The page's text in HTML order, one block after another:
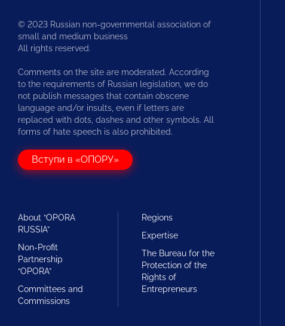
© 2023 Russian non-governmental association of
small and medium business
All rights reserved.
Comments on the site are moderated. According
to the requirements of Russian legislation, we do
not publish messages that contain obscene
language and/or insults, even if letters are
replaced with dots, dashes and other symbols. All
forms of hate speech is also prohibited.
Вступи в «ОПОРУ»
About “OPORA
RUSSIA”
Non-Profit
Partnership
“OPORA”
Committees and
Commissions
Regions
Expertise
The Bureau for the
Protection of the
Rights of
Entrepreneurs